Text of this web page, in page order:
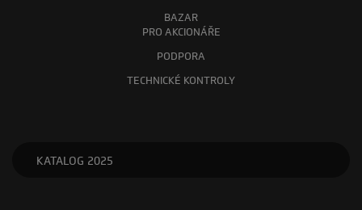
BAZAR
PRO AKCIONÁŘE
PODPORA
TECHNICKÉ KONTROLY
KATALOG 2025